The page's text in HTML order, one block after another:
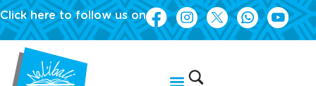
Click here to follow us on